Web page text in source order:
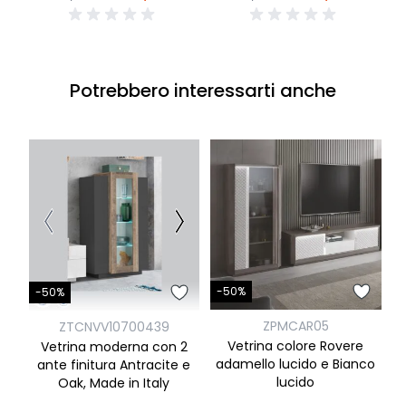
Potrebbero interessarti anche
-50%
ZTCNVV10700439
Vetrina moderna con 2
ante finitura Antracite e
Oak, Made in Italy
-50%
ZPMCAR05
Vetrina colore Rovere
adamello lucido e Bianco
lucido